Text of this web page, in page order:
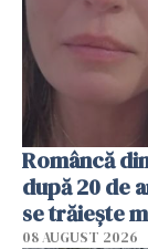
Româncă
după 20 de
se trăiește
08 AUGUST 2026